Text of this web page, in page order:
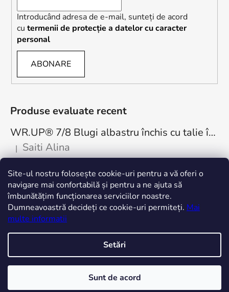
Site-ul nostru folosește cookie-uri pentru a vă oferi o
navigare mai confortabilă și pentru a ne ajuta să
îmbunătățim funcționarea serviciilor noastre.
Dumneavoastră decideți ce cookie-uri permiteți. Mai
multe informatii
Setări
Sunt de acord
Introducând adresa de e-mail, sunteți de acord
cu termenii de protecție a datelor cu caracter
personal
ABONARE
Produse evaluate recent
WR.UP® 7/8 Blugi albastru închis cu talie înaltă, cu nasturi RE(MOVE) WRUP4BHC002ORG, J0Y
Ratingul produsului este 5 din 5 stele.
| Saiti Alina
Cea mai bună achiziție. Minunați! Mulțumesc
freddystore.ro
Creat de Shoptet
Drepturi de autor 2026FREDDYROMANIA